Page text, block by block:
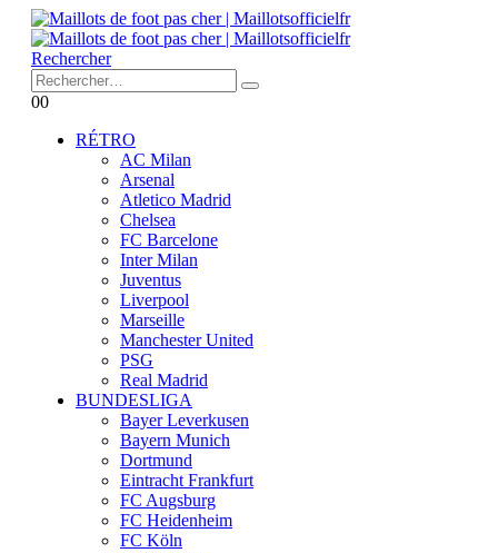
Rechercher
00
RÉTRO
AC Milan
Arsenal
Atletico Madrid
Chelsea
FC Barcelone
Inter Milan
Juventus
Liverpool
Marseille
Manchester United
PSG
Real Madrid
BUNDESLIGA
Bayer Leverkusen
Bayern Munich
Dortmund
Eintracht Frankfurt
FC Augsburg
FC Heidenheim
FC Köln